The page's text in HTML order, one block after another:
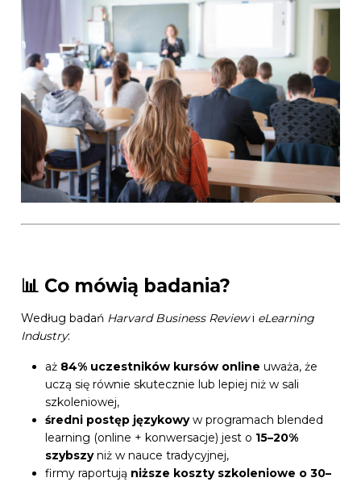
📊 Co mówią badania?
Według badań Harvard Business Reviewi eLearning
Industry:
aż 84% uczestników kursów online uważa, że
uczą się równie skutecznie lub lepiej niż w sali
szkoleniowej,
średni postęp językowyw programach blended
learning (online + konwersacje) jest o 15–20%
szybszyniż w nauce tradycyjnej,
firmy raportują niższe koszty szkoleniowe o 30–